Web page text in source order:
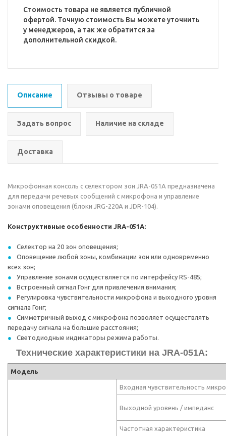
Стоимость товара не является публичной
офертой. Точную стоимость Вы можете уточнить
у менеджеров, а так же обратится за
дополнительной скидкой.
Описание Отзывы о товаре
Задать вопрос Наличие на складе
Доставка
Микрофонная консоль с селектором зон JRA-051A предназначена
для передачи речевых сообщений с микрофона и управление
зонами оповещения (блоки JRG-220A и JDR-104).
Конструктивные особенности JRA-051A:
Селектор на 20 зон оповещения;
Оповещение любой зоны, комбинации зон или одновременно
всех зон;
Управление зонами осуществляется по интерфейсу RS-485;
Встроенный сигнал Гонг для привлечения внимания;
Регулировка чувствительности микрофона и выходного уровня
сигнала Гонг;
Симметричный выход с микрофона позволяет осуществлять
передачу сигнала на большие расстояния;
Светодиодные индикаторы режима работы.
Технические характеристики на JRA-051A:
Модель
Входная чувствительность
Выходной уровень / импеданс
Частотная характеристика